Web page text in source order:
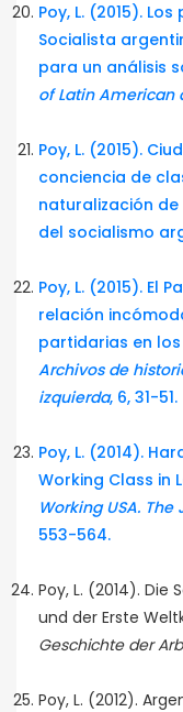
Poy, L. (2015).
Socialista
para un análisis
of Latin American
Poy, L. (2015).
conciencia de
naturalización
del socialismo
Poy, L. (2015). El
relación
partidarias en
Archivos de
izquierda, 6, 31-51.
Poy, L. (2014).
Working Class in
Working USA.
553-564.
Poy, L. (2014). Die
und der Erste
Geschichte der
Poy, L. (2012).